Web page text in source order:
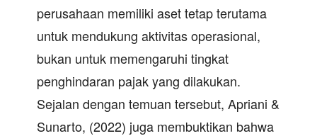
perusahaan memiliki aset tetap terutama
untuk mendukung aktivitas operasional,
bukan untuk memengaruhi tingkat
penghindaran pajak yang dilakukan.
Sejalan dengan temuan tersebut, Apriani &
Sunarto, (2022) juga membuktikan bahwa